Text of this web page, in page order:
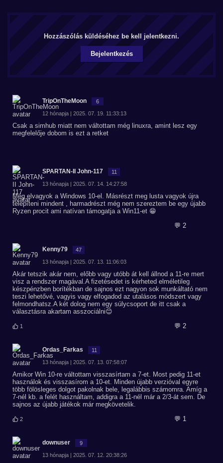
Hozzászólás küldéséhez be kell jelentkezni.
Bejelentkezés
TripOnTheMoon 6
12 hónapja | 2025. 07. 19. 11:33:13
Csak a simhub miatt nem váltottam még linuxra, amint lesz egy
megfelelője dobom is ezt a retket
SPARTAN-II John-117 11
13 hónapja | 2025. 07. 14. 14:27:58
Még elvagyok a Windows 10-el. Másrészt meg lusta vagyok újra
telepíteni mindent , harmadrészt még nem szereztem be egy újabb
Ryzen procit ami natívan támogatja a Win11-et 😁
💬 2
Kenny79 47
13 hónapja | 2025. 07. 13. 11:06:03
Akár tetszik akár nem, előbb vagy utóbb át kell állnod a 11-re mert
visz a rendszer magával.A fizetésedet is kérheted elméletileg
készpénzben borítékban de sajnos ezt nagyon sok munkáltató nem
teszi lehetővé, vagyis vagy elfogadod az utalásos módszert vagy
felmondhatsz.A két dolog nem egy súlycsoport de itt csak a
választásra akartam asszociálni😊
1 💬 2
Ordas_Farkas 11
13 hónapja | 2025. 07. 13. 07:58:07
Amikor Win 10-re váltottam visszasírtam a 7-et. Most pedig 11-et
használok és visszasírom a 10-et. Minden újabb verzióval egyre
több fölösleges dolgot pakolnak bele, legalábbis számomra. Amíg a
7-nél kb. a felét használtam, addigra a 11-nél már a 2/3-át sem. De
sajnos az újabb játékok már megkövetelik.
2 💬 1
downuser 9
13 hónapja | 2025. 07. 12. 20:38:26